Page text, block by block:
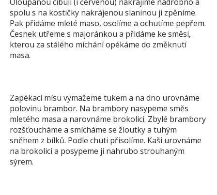
spolu s na kostičky nakrájenou slaninou ji zpěníme.
Pak přidáme mleté maso, osolíme a ochutíme pepřem.
Česnek utřeme s majoránkou a přidáme ke směsi,
kterou za stálého míchání opékáme do změknutí
masa.
Zapékací mísu vymažeme tukem a na dno urovnáme
polovinu brambor. Na brambory nasypeme směs
mletého masa a narovnáme brokolici. Zbylé brambory
rozšťoucháme a smícháme se žloutky a tuhým
sněhem z bílků. Podle chuti přisolíme. Kaši urovnáme
na brokolici a posypeme ji nahrubo strouhaným
sýrem.